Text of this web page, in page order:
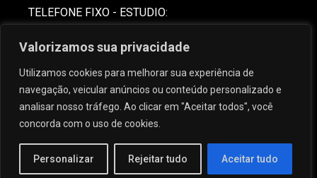
Valorizamos sua privacidade
Utilizamos cookies para melhorar sua experiência de
navegação, veicular anúncios ou conteúdo personalizado e
analisar nosso tráfego. Ao clicar em "Aceitar todos", você
concorda com o uso de cookies.
Personalizar Rejeitar tudo Aceitar tudo
TELEFONE FIXO - ESTUDIO:
(82) 99621-8806